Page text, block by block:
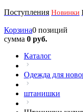
Поступления Новинки
Корзина0 позиций
сумма 0 руб.
Каталог
Одежда для
штанишки